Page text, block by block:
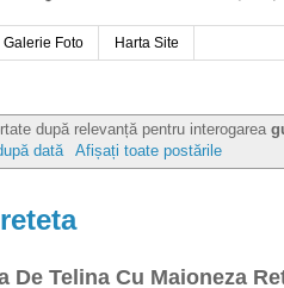
Galerie Foto Harta Site
după relevanță pentru interogarea
dată
Afișați toate postările
De Telina Cu Maioneza